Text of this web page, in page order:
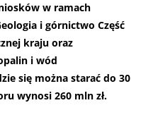
w ramach
i górnictwo Część
kraju oraz
i wód
się można starać do 30
wynosi 260 mln zł.